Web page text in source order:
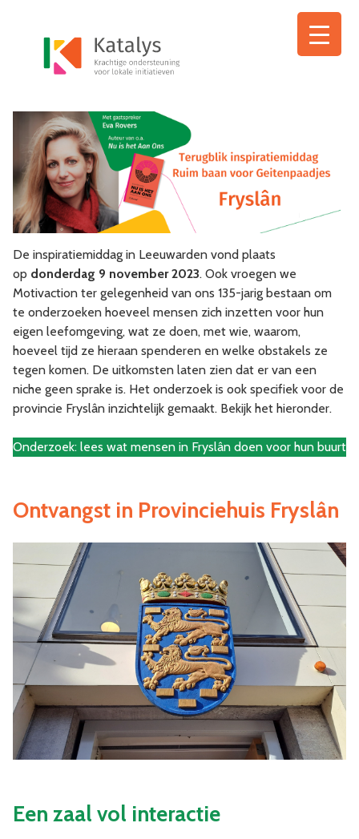
De inspiratiemiddag in Leeuwarden vond plaats
op donderdag 9 november 2023. Ook vroegen we
Motivaction ter gelegenheid van ons 135-jarig bestaan om
te onderzoeken hoeveel mensen zich inzetten voor hun
eigen leefomgeving, wat ze doen, met wie, waarom,
hoeveel tijd ze hieraan spenderen en welke obstakels ze
tegen komen. De uitkomsten laten zien dat er van een
niche geen sprake is. Het onderzoek is ook specifiek voor de
provincie Fryslân inzichtelijk gemaakt. Bekijk het hieronder.
Onderzoek: lees wat mensen in Fryslân doen voor hun buurt
Ontvangst in Provinciehuis Fryslân
Een zaal vol interactie